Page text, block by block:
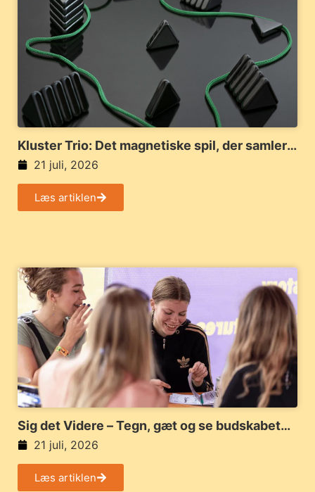
Kluster Trio: Det magnetiske spil, der samler
familie og venner
21 juli, 2026
Læs artiklen
Sig det Videre – Tegn, gæt og se budskabet
løbe helt af sporet
21 juli, 2026
Læs artiklen